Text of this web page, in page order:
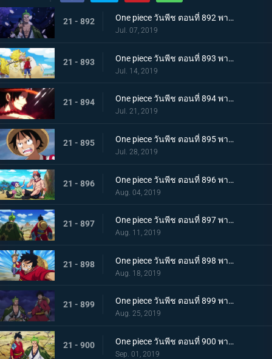
21 - 892 One piece วันพีช ตอนที่ 892 พากย์ไทย แคว้นวาโนะคุนิ! สู่แคว้นแห่งซามูไร
Jul. 07, 2019
21 - 893 One piece วันพีช ตอนที่ 893 พากย์ไทย โอทามะปรากฏตัว ลูฟี่ vs ทหารไคโด!
Jul. 14, 2019
21 - 894 One piece วันพีช ตอนที่ 894 พากย์ไทย จะต้องมาแน่ๆ ตำนานเอสที่แคว้นวาโนะ!
Jul. 21, 2019
21 - 895 One piece วันพีช ตอนที่ 895 พากย์ไทย ตอนพิเศษ! นักล่าค่าหัวสุดแกร่ง ซีดอล
Jul. 28, 2019
21 - 896 One piece วันพีช ตอนที่ 896 พากย์ไทย ตอนพิเศษ! ศึกตัดสินระหว่างลูฟี่และเจ้าแห่งแก๊ส
Aug. 04, 2019
21 - 897 One piece วันพีช ตอนที่ 897 พากย์ไทย ช่วยโอทามะ หมวกฟางทะลวงฝ่าทุ่งรกร้าง!
Aug. 11, 2019
21 - 898 One piece วันพีช ตอนที่ 898 พากย์ไทย ดาราเด่น! จอมขมังเวทย์ฮอว์คินส์ออกโรง
Aug. 18, 2019
21 - 899 One piece วันพีช ตอนที่ 899 พากย์ไทย ความพ่ายแพ้ที่เลี่ยงไม่ได้ การโจมตีอย่างหนักของสตรอว์แมน!
Aug. 25, 2019
21 - 900 One piece วันพีช ตอนที่ 900 พากย์ไทย วันที่แสนจะสุดยอด โอทามะ และ ถั่วแดงต้ม
Sep. 01, 2019